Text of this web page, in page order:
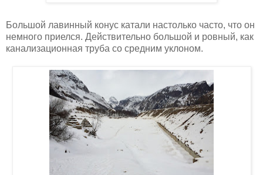
Большой лавинный конус катали настолько часто, что он
немного приелся. Действительно большой и ровный, как
канализационная труба со средним уклоном.